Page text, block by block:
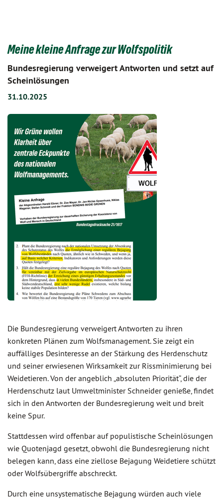
Meine kleine Anfrage zur Wolfspolitik
Bundesregierung verweigert Antworten und setzt auf
Scheinlösungen
31.10.2025
Die Bundesregierung verweigert Antworten zu ihren
konkreten Plänen zum Wolfsmanagement. Sie zeigt ein
auffälliges Desinteresse an der Stärkung des Herdenschutz
und seiner erwiesenen Wirksamkeit zur Rissminimierung bei
Weidetieren. Von der angeblich „absoluten Priorität“, die der
Herdenschutz laut Umweltminister Schneider genieße, findet
sich in den Antworten der Bundesregierung weit und breit
keine Spur.
Stattdessen wird offenbar auf populistische Scheinlösungen
wie Quotenjagd gesetzt, obwohl die Bundesregierung nicht
belegen kann, dass eine ziellose Bejagung Weidetiere schützt
oder Wolfsübergriffe abschreckt.
Durch eine unsystematische Bejagung würden auch viele